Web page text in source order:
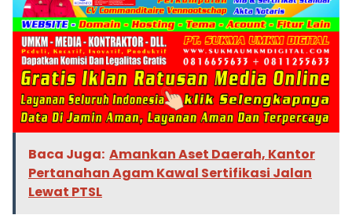
Baca Juga: Amankan Aset Daerah, Kantor
Pertanahan Agam Kawal Sertifikasi Jalan
Lewat PTSL